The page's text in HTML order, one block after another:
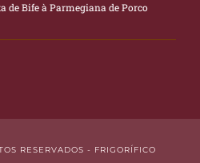
de Bife à Parmegiana de Porco
RESERVADOS - FRIGORÍFICO